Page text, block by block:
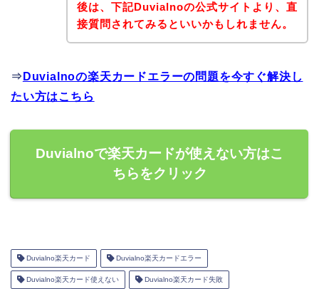
後は、下記Duvialnoの公式サイトより、直
接質問されてみるといいかもしれません。
⇒ Duvialnoの楽天カードエラーの問題を今すぐ解決し
たい方はこちら
Duvialnoで楽天カードが使えない方はこ
ちらをクリック
Duvialno楽天カード Duvialno楽天カードエラー
Duvialno楽天カード使えない Duvialno楽天カード失敗